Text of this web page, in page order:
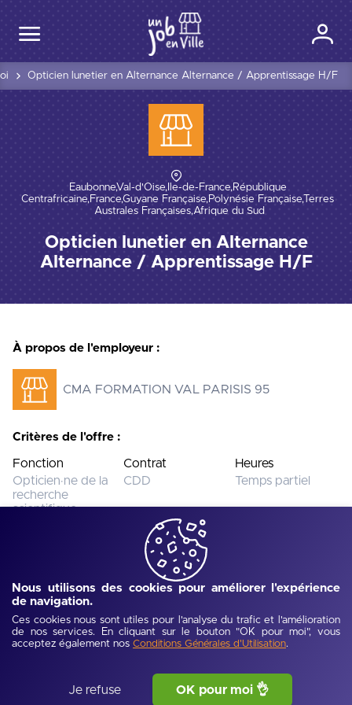
Nous utilisons des cookies pour améliorer l'expérience
de navigation.
Ces cookies nous sont utiles pour l'analyse du trafic et l'amélioration
de nos services. En cliquant sur le bouton "OK pour moi", vous
acceptez également nos Conditions Générales d'Utilisation.
Je refuse OK pour moi 👌
Opticien lunetier en Alternance Alternance / Apprentissage H/F
Eaubonne,Val-d'Oise,Île-de-France,République
Centrafricaine,France,Guyane Française,Polynésie Française,Terres
Australes Françaises,Afrique du Sud
Opticien lunetier en Alternance
Alternance / Apprentissage H/F
À propos de l'employeur :
CMA FORMATION VAL PARISIS 95
Critères de l'offre :
Fonction
Opticien·ne de la
recherche
scientifique
Contrat
CDD
Heures
Temps partiel
Expérience
Non précisé
Cette offre n’est plus disponible. Voir toutes les offres
Description de l'offre